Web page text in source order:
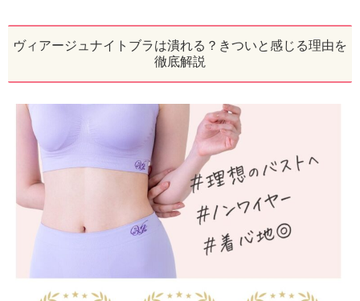
ヴィアージュナイトブラは潰れる？きついと感じる理由を
徹底解説